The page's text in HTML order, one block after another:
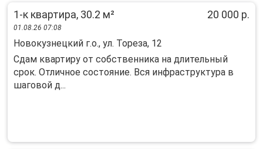
1-к квартира, 30.2 м² 20 000 р.
01.08.26 07:08
Новокузнецкий г.о., ул. Тореза, 12
Сдам квартиру от собственника на длительный
срок. Отличное состояние. Вся инфраструктура в
шаговой д...